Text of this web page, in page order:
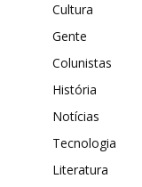
Cultura
Gente
Colunistas
História
Notícias
Tecnologia
Literatura